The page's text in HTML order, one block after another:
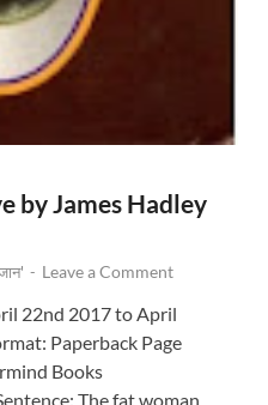
by James Hadley
- Leave a Comment
22nd 2017 to April
Paperback Page
Books
The fat woman